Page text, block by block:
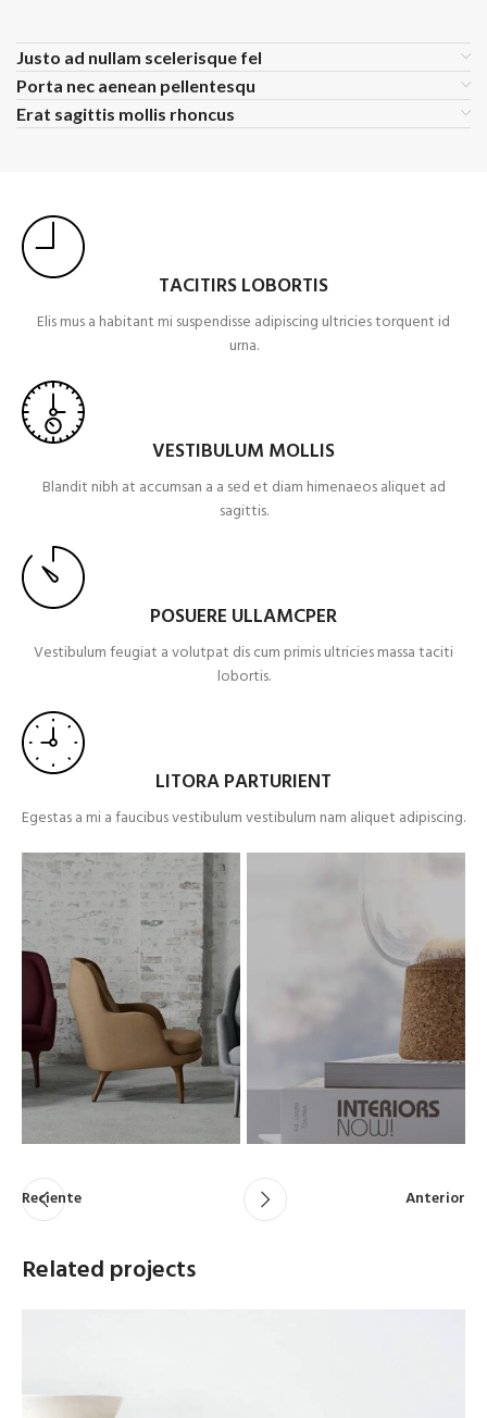
Justo ad nullam scelerisque fel
Porta nec aenean pellentesqu
Erat sagittis mollis rhoncus
TACITIRS LOBORTIS
Elis mus a habitant mi suspendisse adipiscing ultricies torquent id
urna.
VESTIBULUM MOLLIS
Blandit nibh at accumsan a a sed et diam himenaeos aliquet ad
sagittis.
POSUERE ULLAMCPER
Vestibulum feugiat a volutpat dis cum primis ultricies massa taciti
lobortis.
LITORA PARTURIENT
Egestas a mi a faucibus vestibulum vestibulum nam aliquet adipiscing.
Reciente Anterior
Related projects